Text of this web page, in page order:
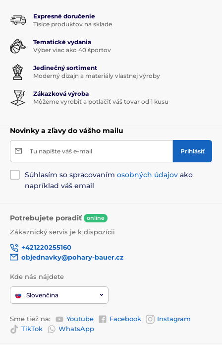
Expresné doručenie
Tisíce produktov na sklade
Tematické vydania
Výber viac ako 40 športov
Jedinečný sortiment
Moderný dizajn a materiály vlastnej výroby
Zákazková výroba
Môžeme vyrobiť a potlačiť váš tovar od 1 kusu
Novinky a zľavy do vášho mailu
Tu napíšte váš e-mail Prihlásiť
Súhlasím so spracovaním osobných údajov ako
napríklad váš email
Potrebujete poradiť online
Zákaznický servis je k dispozícii
+421220255160
objednavky@pohary-bauer.cz
Kde nás nájdete
Slovenčina
Sme tiež na: Youtube Facebook
Instagram
TikTok
WhatsApp